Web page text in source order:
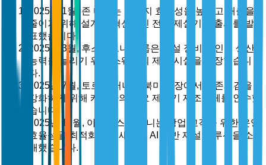
2025년 1월, 존 디어는 에너지 효율성을 높이고 배출을
줄이기 위해 설계된 혁신적인 전기 제설기의 출시를 발
표했습니다.
2025년 3월, 후스바르나 그룹은 제설 장비 라인의 생산
능력을 늘리기 위해 스웨덴의 제조 시설을 확장했습니
다.
2025년 7월, 토로 컴퍼니는 북미 시장에서의 존재감을
강화하기 위해 캐나다의 주요 제설기 제조업체를 인수했
습니다.
2025년 11월, 아리엔스 컴퍼니는 상업 고객을 위한 운영
효율성을 최적화하는 새로운 AI 기반 제설 솔루션을 소
개했습니다.